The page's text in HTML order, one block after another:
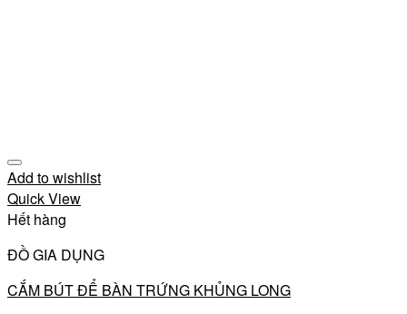
Add to wishlist
Quick View
Hết hàng
ĐỒ GIA DỤNG
CẮM BÚT ĐỂ BÀN TRỨNG KHỦNG LONG